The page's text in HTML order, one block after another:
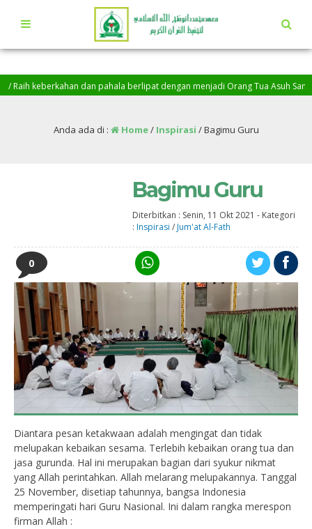
keberkahan dan pahala berlipat dengan menjadi Orang Tua Asuh Santri
Baarakallah…
Anda ada di : Home/ Inspirasi /Bagimu Guru
Bagimu Guru
Diterbitkan : Senin, 11 Okt 2021 - Kategori
: Inspirasi / Jum'at Al-Fath
0
Diantara pesan ketakwaan adalah mengingat dan tidak
melupakan kebaikan sesama. Terlebih kebaikan orang tua dan
jasa gurunda. Hal ini merupakan bagian dari syukur nikmat
yang Allah perintahkan. Allah melarang melupakannya. Tanggal
25 November, disetiap tahunnya, bangsa Indonesia
memperingati hari Guru Nasional. Ini dalam rangka merespon
firman Allah :